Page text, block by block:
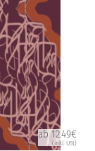
ab 12.49€
(inkl. USt)